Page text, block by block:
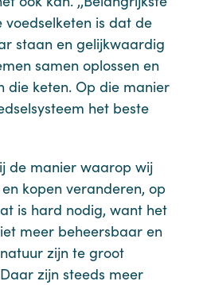
is dat de
staan en gelijkwaardig
samen oplossen en
die keten. Op die manier
het beste
de manier waarop wij
kopen veranderen, op
is hard nodig, want het
meer beheersbaar en
zijn te groot
zijn steeds meer